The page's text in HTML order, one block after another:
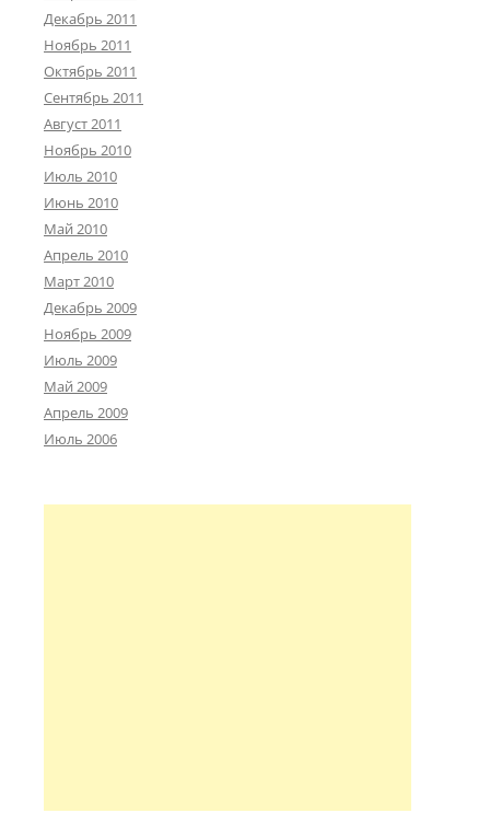
Декабрь 2011
Ноябрь 2011
Октябрь 2011
Сентябрь 2011
Август 2011
Ноябрь 2010
Июль 2010
Июнь 2010
Май 2010
Апрель 2010
Март 2010
Декабрь 2009
Ноябрь 2009
Июль 2009
Май 2009
Апрель 2009
Июль 2006